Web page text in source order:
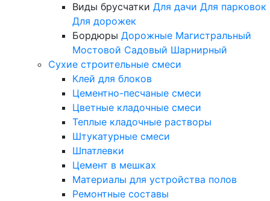
Виды брусчатки Для дачи Для парковок
Для дорожек
Бордюры Дорожные Магистральный
Мостовой Садовый Шарнирный
Сухие строительные смеси
Клей для блоков
Цементно-песчаные смеси
Цветные кладочные смеси
Теплые кладочные растворы
Штукатурные смеси
Шпатлевки
Цемент в мешках
Материалы для устройства полов
Ремонтные составы